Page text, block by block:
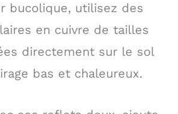
bucolique, utilisez des
en cuivre de tailles
directement sur le sol
bas et chaleureux.